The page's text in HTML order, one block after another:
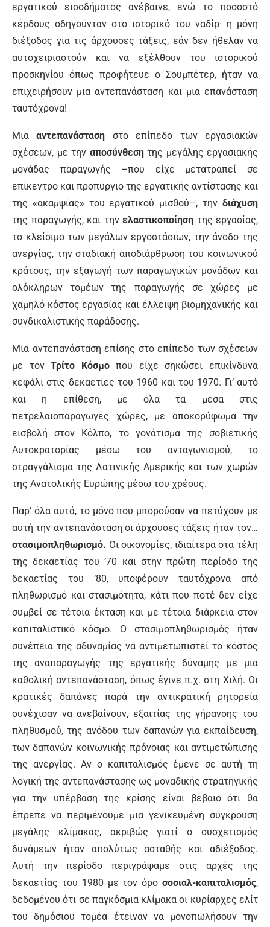
εργατικού εισοδήματος ανέβαινε, ενώ το ποσοστό
κέρδους οδηγούνταν στο ιστορικό του ναδίρ· η μόνη
διέξοδος για τις άρχουσες τάξεις, εάν δεν ήθελαν να
αυτοχειριαστούν και να εξέλθουν του ιστορικού
προσκηνίου όπως προφήτευε ο Σουμπέτερ, ήταν να
επιχειρήσουν μια αντεπανάσταση και μια επανάσταση
ταυτόχρονα!
Μιααντεπανάσταση στο επίπεδο των εργασιακών
σχέσεων, με την αποσύνθεσητης μεγάλης εργασιακής
μονάδας παραγωγής –που είχε μετατραπεί σε
επίκεντρο και προπύργιο της εργατικής αντίστασης και
της «ακαμψίας» του εργατικού μισθού–, την διάχυση
της παραγωγής, και την ελαστικοποίηση της εργασίας,
το κλείσιμο των μεγάλων εργοστάσιων, την άνοδο της
ανεργίας, την σταδιακή αποδιάρθρωση του κοινωνικού
κράτους, την εξαγωγή των παραγωγικών μονάδων και
ολόκληρων τομέων της παραγωγής σε χώρες με
χαμηλό κόστος εργασίας και έλλειψη βιομηχανικής και
συνδικαλιστικής παράδοσης.
Μια αντεπανάσταση επίσης στο επίπεδο των σχέσεων
με τονΤρίτο Κόσμοπου είχε σηκώσει επικίνδυνα
κεφάλι στις δεκαετίες του 1960 και του 1970. Γι’ αυτό
και η επίθεση, με όλα τα μέσα στις
πετρελαιοπαραγωγές χώρες, με αποκορύφωμα την
εισβολή στον Κόλπο, το γονάτισμα της σοβιετικής
Αυτοκρατορίας μέσω του ανταγωνισμού, το
στραγγάλισμα της Λατινικής Αμερικής και των χωρών
της Ανατολικής Ευρώπης μέσω του χρέους.
Παρ’ όλα αυτά, το μόνο που μπορούσαν να πετύχουν με
αυτή την αντεπανάσταση οι άρχουσες τάξεις ήταν τον…
στασιμοπληθωρισμό. Οι οικονομίες, ιδιαίτερα στα τέλη
της δεκαετίας του ’70 και στην πρώτη περίοδο της
δεκαετίας του ’80, υποφέρουν ταυτόχρονα από
πληθωρισμό και στασιμότητα, κάτι που ποτέ δεν είχε
συμβεί σε τέτοια έκταση και με τέτοια διάρκεια στον
καπιταλιστικό κόσμο. Ο στασιμοπληθωρισμός ήταν
συνέπεια της αδυναμίας να αντιμετωπιστεί το κόστος
της αναπαραγωγής της εργατικής δύναμης με μια
καθολική αντεπανάσταση, όπως έγινε π.χ. στη Χιλή. Οι
κρατικές δαπάνες παρά την αντικρατική ρητορεία
συνέχισαν να ανεβαίνουν, εξαιτίας της γήρανσης του
πληθυσμού, της ανόδου των δαπανών για εκπαίδευση,
των δαπανών κοινωνικής πρόνοιας και αντιμετώπισης
της ανεργίας. Αν ο καπιταλισμός έμενε σε αυτή τη
λογική της αντεπανάστασης ως μοναδικής στρατηγικής
για την υπέρβαση της κρίσης είναι βέβαιο ότι θα
έπρεπε να περιμένουμε μια γενικευμένη σύγκρουση
μεγάλης κλίμακας, ακριβώς γιατί ο συσχετισμός
δυνάμεων ήταν απολύτως ασταθής και αδιέξοδος.
Αυτή την περίοδο περιγράψαμε στις αρχές της
δεκαετίας του 1980 με τον όρο σοσιαλ-καπιταλισμός,
δεδομένου ότι σε παγκόσμια κλίμακα οι κυρίαρχες ελίτ
του δημόσιου τομέα έτειναν να μονοπωλήσουν την